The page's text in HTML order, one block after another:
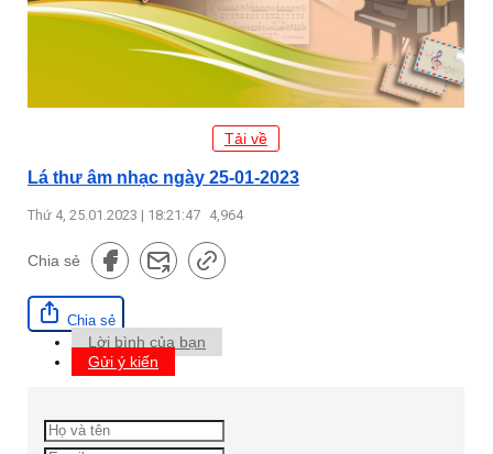
Tải về
Lá thư âm nhạc ngày 25-01-2023
Thứ 4, 25.01.2023 | 18:21:47 4,964
Chia sẻ
Chia sẻ
Lời bình của bạn
Gửi ý kiến